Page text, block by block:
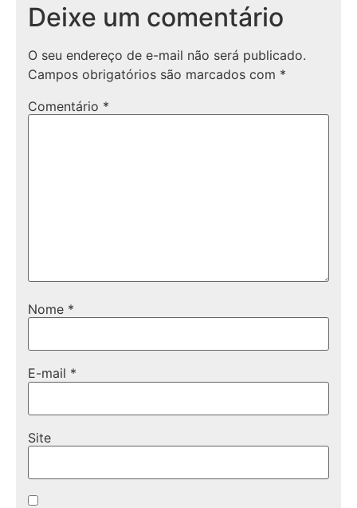
Deixe um comentário
O seu endereço de e-mail não será publicado.
Campos obrigatórios são marcados com *
Comentário *
Nome *
E-mail *
Site